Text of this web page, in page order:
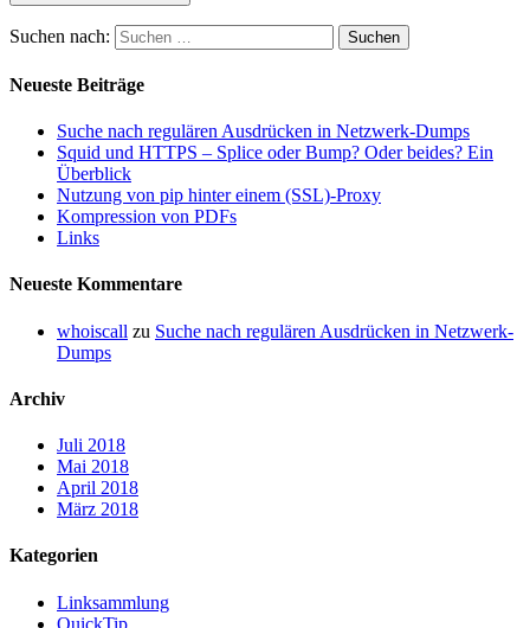
Suchen nach:
Neueste Beiträge
Suche nach regulären Ausdrücken in Netzwerk-Dumps
Squid und HTTPS – Splice oder Bump? Oder beides? Ein
Überblick
Nutzung von pip hinter einem (SSL)-Proxy
Kompression von PDFs
Links
Neueste Kommentare
whoiscall zu Suche nach regulären Ausdrücken in Netzwerk-
Dumps
Archiv
Juli 2018
Mai 2018
April 2018
März 2018
Kategorien
Linksammlung
QuickTip